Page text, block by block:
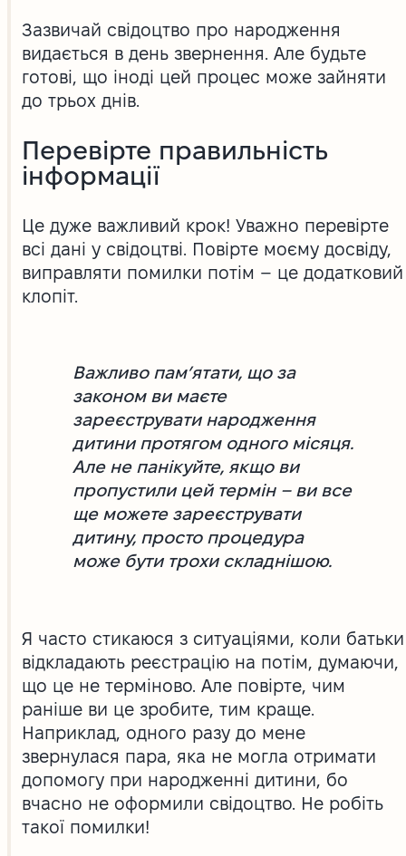
Зазвичай свідоцтво про народження
видається в день звернення. Але будьте
готові, що іноді цей процес може зайняти
до трьох днів.
Перевірте правильність
інформації
Це дуже важливий крок! Уважно перевірте
всі дані у свідоцтві. Повірте моєму досвіду,
виправляти помилки потім – це додатковий
клопіт.
Важливо пам’ятати, що за
законом ви маєте
зареєструвати народження
дитини протягом одного місяця.
Але не панікуйте, якщо ви
пропустили цей термін – ви все
ще можете зареєструвати
дитину, просто процедура
може бути трохи складнішою.
Я часто стикаюся з ситуаціями, коли батьки
відкладають реєстрацію на потім, думаючи,
що це не терміново. Але повірте, чим
раніше ви це зробите, тим краще.
Наприклад, одного разу до мене
звернулася пара, яка не могла отримати
допомогу при народженні дитини, бо
вчасно не оформили свідоцтво. Не робіть
такої помилки!